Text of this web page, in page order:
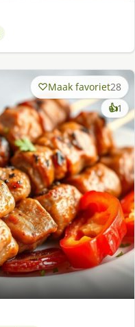
Maak favoriet28
👍1